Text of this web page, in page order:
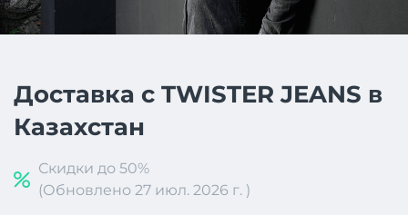
Доставка с TWISTER JEANS в
Казахстан
Скидки до 50%
(Обновлено 27 июл. 2026 г. )